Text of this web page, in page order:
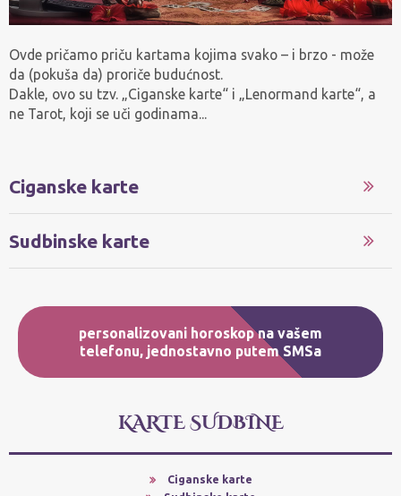
Ovde pričamo priču kartama kojima svako – i brzo - može
da (pokuša da) proriče budućnost.
Dakle, ovo su tzv. „Ciganske karte“ i „Lenormand karte“, a
ne Tarot, koji se uči godinama...
Ciganske karte
Sudbinske karte
personalizovani horoskopna vašem
telefonu, jednostavno putem SMSa
KARTE SUDBINE
Ciganske karte